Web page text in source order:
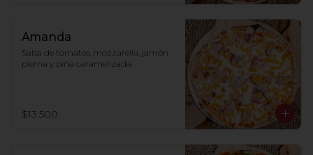
Amanda
Salsa de tomates, mozzarella, jamón
pierna y piña caramelizada.
$13.500